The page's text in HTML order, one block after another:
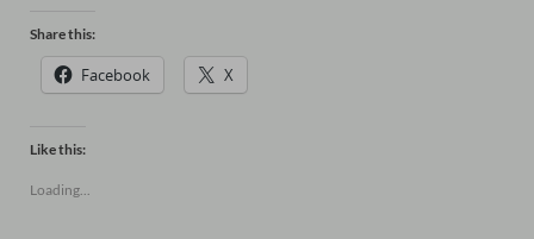
Share this:
Facebook X
Like this:
Loading...